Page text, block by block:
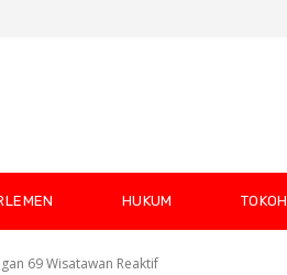
HUKUM TOKOH
69 Wisatawan Reaktif